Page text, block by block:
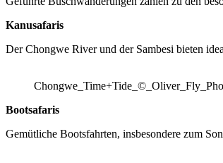
Kanusafaris
Der Chongwe River und der Sambesi bieten
Bootsafaris
Gemütliche Bootsfahrten, insbesondere zum